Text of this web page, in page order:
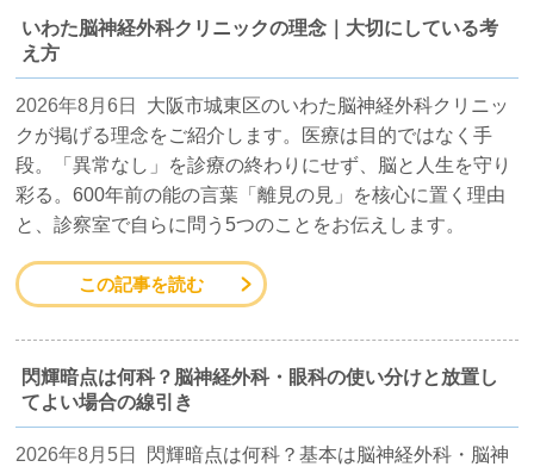
いわた脳神経外科クリニックの理念｜大切にしている考
え方
2026年8月6日
大阪市城東区のいわた脳神経外科クリニッ
クが掲げる理念をご紹介します。医療は目的ではなく手
段。「異常なし」を診療の終わりにせず、脳と人生を守り
彩る。600年前の能の言葉「離見の見」を核心に置く理由
と、診察室で自らに問う5つのことをお伝えします。
この記事を読む
閃輝暗点は何科？脳神経外科・眼科の使い分けと放置し
てよい場合の線引き
2026年8月5日
閃輝暗点は何科？基本は脳神経外科・脳神